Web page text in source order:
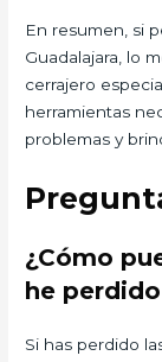
En resumen, si
Guadalajara, lo
cerrajero
herramientas
problemas y
¿Cómo
he
Si has perdido